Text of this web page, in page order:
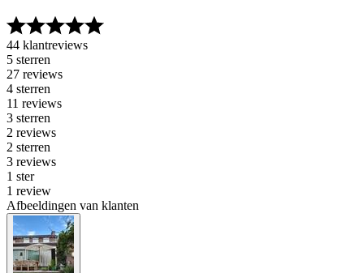
44 klantreviews
5 sterren
27 reviews
4 sterren
11 reviews
3 sterren
2 reviews
2 sterren
3 reviews
1 ster
1 review
Afbeeldingen van klanten